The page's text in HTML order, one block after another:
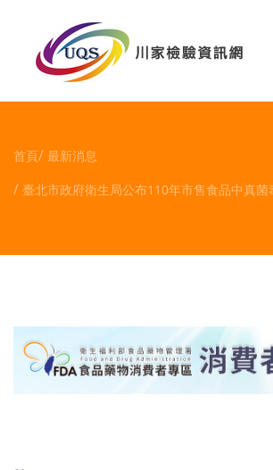
首頁 最新消息
臺北市政府衛生局公布110年市售食品中真菌